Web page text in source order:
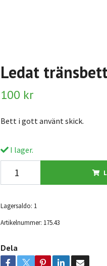
Ledat
100 kr
Bett i gott använt skick.
I lager.
Lagersaldo: 1
Artikelnummer: 175.43
Dela